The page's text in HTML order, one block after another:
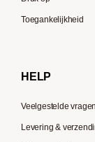
Moccamaster
Toegankelijkheid
HELP
Veelgestelde vragen
Levering &